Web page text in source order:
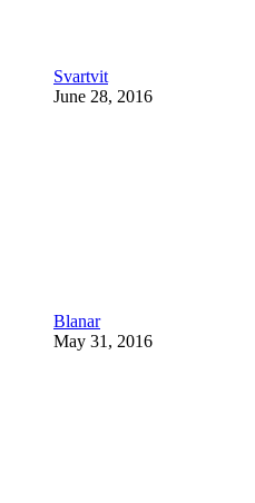
Svartvit
June 28, 2016
Blanar
May 31, 2016